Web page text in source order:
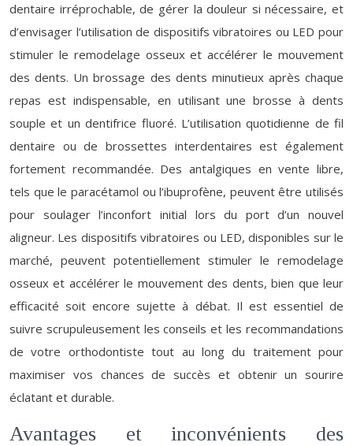
dentaire irréprochable, de gérer la douleur si nécessaire, et
d’envisager l’utilisation de dispositifs vibratoires ou LED pour
stimuler le remodelage osseux et accélérer le mouvement
des dents. Un brossage des dents minutieux après chaque
repas est indispensable, en utilisant une brosse à dents
souple et un dentifrice fluoré. L’utilisation quotidienne de fil
dentaire ou de brossettes interdentaires est également
fortement recommandée. Des antalgiques en vente libre,
tels que le paracétamol ou l’ibuprofène, peuvent être utilisés
pour soulager l’inconfort initial lors du port d’un nouvel
aligneur. Les dispositifs vibratoires ou LED, disponibles sur le
marché, peuvent potentiellement stimuler le remodelage
osseux et accélérer le mouvement des dents, bien que leur
efficacité soit encore sujette à débat. Il est essentiel de
suivre scrupuleusement les conseils et les recommandations
de votre orthodontiste tout au long du traitement pour
maximiser vos chances de succès et obtenir un sourire
éclatant et durable.
Avantages et inconvénients des